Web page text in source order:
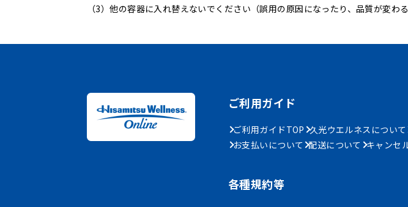
（3）他の容器に入れ替えないでください（誤用の原因になったり、品質が変わ
ご利用ガイド
ご利用ガイドTOP 久光ウエルネスについて
お支払いについて 配送について キャンセ
各種規約等